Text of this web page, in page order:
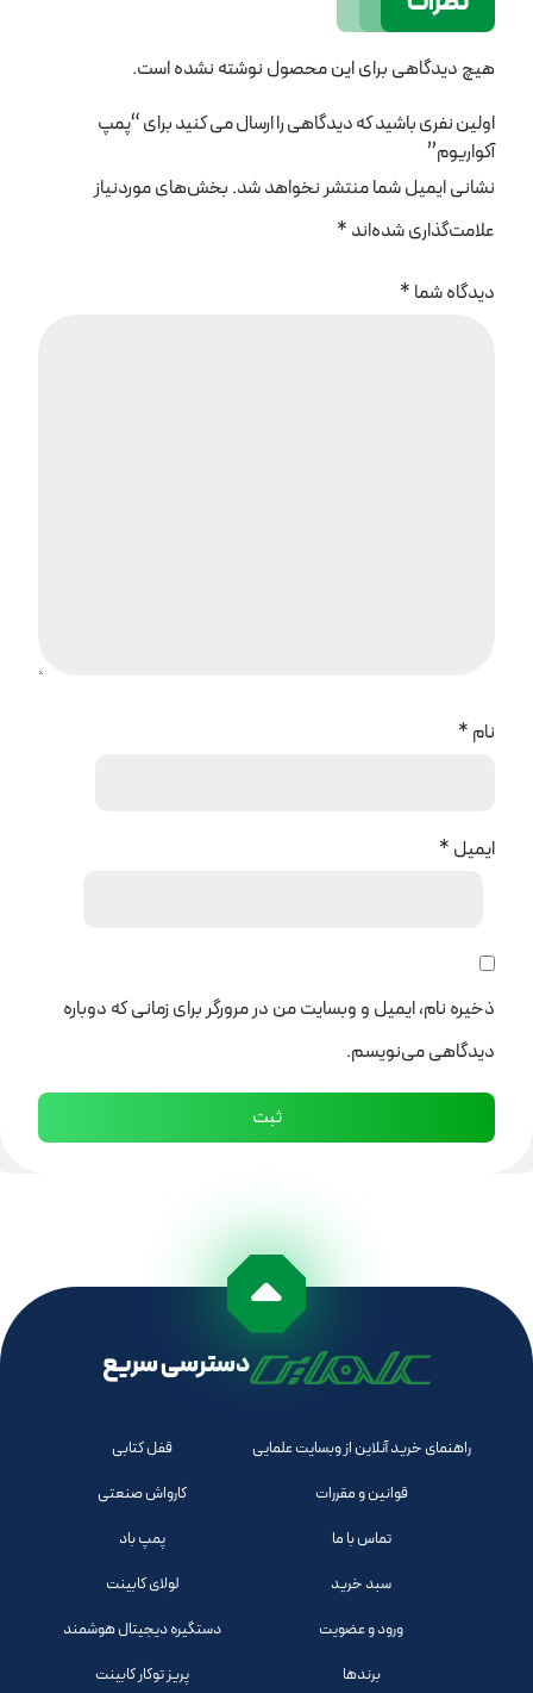
هیچ دیدگاهی برای این محصول نوشته نشده است.
اولین نفری باشید که دیدگاهی را ارسال می کنید برای “پمپ
آکواریوم”
نشانی ایمیل شما منتشر نخواهد شد. بخش‌های موردنیاز
علامت‌گذاری شده‌اند *
دیدگاه شما *
نام *
ایمیل *
ذخیره نام، ایمیل و وبسایت من در مرورگر برای زمانی که دوباره
دیدگاهی می‌نویسم.
دسترسی سریع
راهنمای خرید آنلاین از وبسایت علمایی
قوانین و مقررات
تماس با ما
سبد خرید
ورود و عضویت
برندها
قفل کتابی
کارواش صنعتی
پمپ باد
لولای کابینت
دستگیره دیجیتال هوشمند
پریز توکار کابینت